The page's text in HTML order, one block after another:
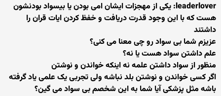
leaderlover: یکی از مهجزات ایشان امی بودن یا بیسواد بودنشون
هست که با این وجود قدرت دریافت و خفظ کردن ایات قران را
داشتند
عزیزم شما بی سواد رو چی معنا می کنی؟
علم داشتن سواد هست یا نه؟
منظور از سواد داشتن علمه نه اینکه خواندن و نوشتن
اگر کسی خواندن و نوشتن بلد نباشه ولی تجربی یک علمی یاد گرفته
باشه مثل پزشکی آیا شما به این شخصم بی سواد می گین؟